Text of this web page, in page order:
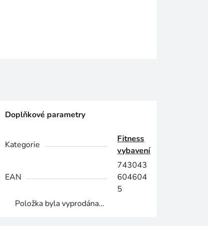
Doplňkové parametry
Kategorie
Fitness
vybavení
EAN
743043
604604
5
Položka byla vyprodána…